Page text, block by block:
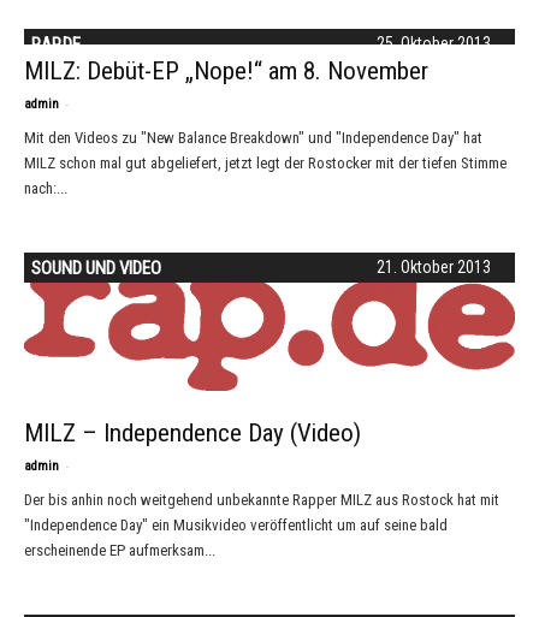
25. Oktober 2013
RAP.DE
MILZ: Debüt-EP „Nope!“ am 8. November
admin -
Mit den Videos zu "New Balance Breakdown" und "Independence Day" hat
MILZ schon mal gut abgeliefert, jetzt legt der Rostocker mit der tiefen Stimme
nach:...
21. Oktober 2013
SOUND UND VIDEO
MILZ – Independence Day (Video)
admin -
Der bis anhin noch weitgehend unbekannte Rapper MILZ aus Rostock hat mit
"Independence Day" ein Musikvideo veröffentlicht um auf seine bald
erscheinende EP aufmerksam...